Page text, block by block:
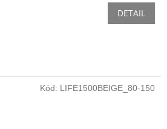
DETAIL
Kód: LIFE1500BEIGE_80-150